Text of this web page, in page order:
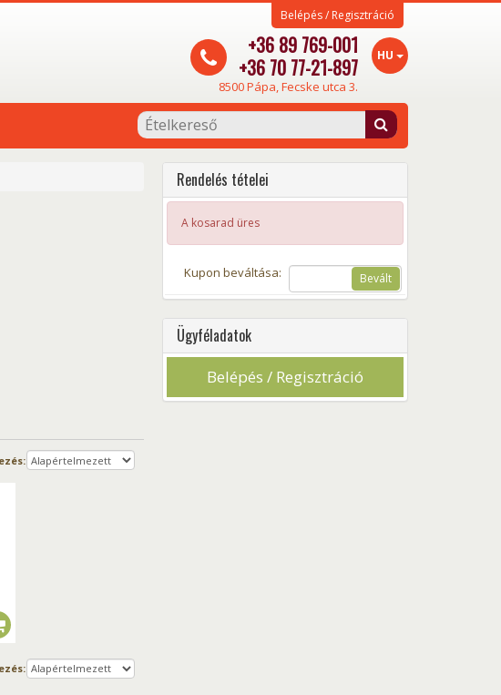
Belépés / Regisztráció
HU
+36 89 769-001
+36 70 77-21-897
8500 Pápa, Fecske utca 3.
Rendelés tételei
A kosarad üres
Kupon beváltása: Bevált
Ügyféladatok
Belépés / Regisztráció